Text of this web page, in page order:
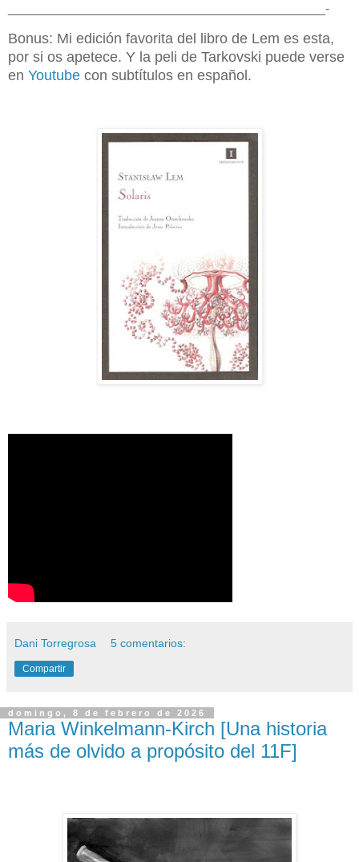
____________________________________________-
Bonus: Mi edición favorita del libro de Lem es esta,
por si os apetece. Y la peli de Tarkovski puede verse
en Youtube con subtítulos en español.
Dani Torregrosa 5 comentarios:
Compartir
domingo, 8 de febrero de 2026
Maria Winkelmann-Kirch [Una historia
más de olvido a propósito del 11F]